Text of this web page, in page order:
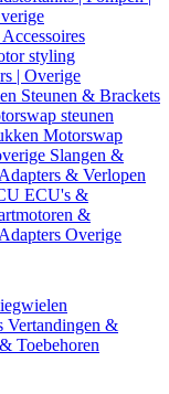
styling
| Overige
Steunen & Brackets
steunen
Motorswap
Slangen &
Adapters & Verlopen
ECU's &
&
Overige
Vertandingen &
Toebehoren